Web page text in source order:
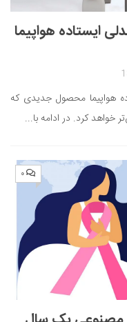
ایستاده هواپیما
هواپیما محصول جدیدی که
خواهد کرد. در ادامه با...
۰